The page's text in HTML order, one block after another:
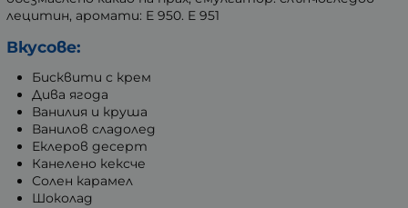
лецитин, аромати: E 950. E 951
Вкусове:
Бисквити с крем
Дива ягода
Ванилия и круша
Ванилов сладолед
Еклеров десерт
Канелено кексче
Солен карамел
Шоколад